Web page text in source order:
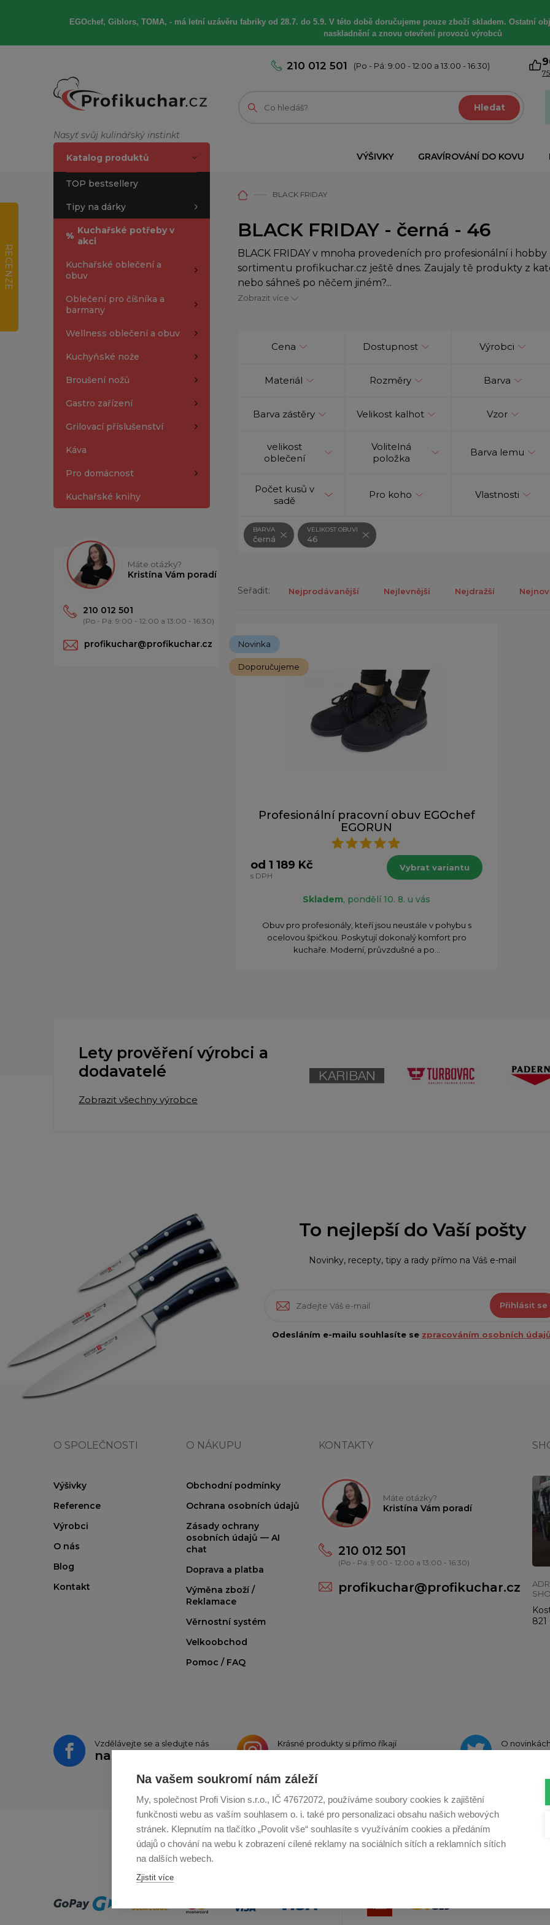
Na vašem soukromí nám záleží
My, společnost Profi Vision s.r.o., IČ 47672072, používáme soubory cookies k zajištění
funkčnosti webu as vaším souhlasem o. i. také pro personalizaci obsahu našich webových
stránek. Klepnutím na tlačítko „Povolit vše“ souhlasíte s využíváním cookies a předáním
údajů o chování na webu k zobrazení cílené reklamy na sociálních sítích a reklamních sítích
na dalších webech.
Zjistit více
EGOchef, Giblors, TOMA, -má letní uzávěru fabriky od 28.7. do 5.9. V této době doručujeme pouze zboží skladem. Ostatní
naskladnění a znovu otevření provozů výrobců
Nasyť svůj kulinářský instinkt
210 012 501 (Po - Pá: 9:00 - 12:00 a 13:00 - 16:30)
Hledat
VÝŠIVKY GRAVÍROVÁNÍ DO KOVU
Katalog produktů
TOP bestsellery
Tipy na dárky
% Kuchařské potřeby v
akci
Kuchařské oblečení a
obuv
Oblečení pro číšníka a
barmany
Wellness oblečení a obuv
Kuchyňské nože
Broušení nožů
Gastro zařízení
Grilovací příslušenství
Káva
Pro domácnost
Kuchařské knihy
Máte otázky?
Kristína Vám poradí
210 012 501
(Po - Pá: 9:00 - 12:00 a 13:00 - 16:30)
profikuchar@profikuchar.cz
BLACK FRIDAY
BLACK FRIDAY - černá - 46
BLACK FRIDAY v mnoha provedeních pro profesionální i
sortimentu profikuchar.cz ještě dnes. Zaujaly tě produkty z
nebo sáhneš po něčem jiném?...
Zobrazit více
Cena Dostupnost Výrobci
Materiál Rozměry Barva
Barva zástěry Velikost kalhot Vzor
velikost
oblečení
Volitelná
položka
Barva lemu
Počet kusů v
sadě
Pro koho Vlastnosti
BARVA
černá
VELIKOST OBUVI
46
Seřadit: Nejprodávanější Nejlevnější Nejdražší
Novinka
Doporučujeme
Profesionální pracovní obuv EGOchef
EGORUN
od 1 189 Kč
s DPH
Vybrat variantu
Skladem, pondělí 10. 8. u vás
Obuv pro profesionály, kteří jsou neustále v pohybu s
ocelovou špičkou. Poskytují dokonalý komfort pro
kuchaře. Moderní, průvzdušné a po...
Lety prověření výrobci a
dodavatelé
Zobrazit všechny výrobce
To nejlepší do Vaší pošty
Novinky, recepty, tipy a rady přímo na Váš e-mail
Přihlásit se
Odesláním e-mailu souhlasíte se zpracováním osobních
O SPOLEČNOSTI
Výšivky
Reference
Výrobci
O nás
Blog
Kontakt
O NÁKUPU
Obchodní podmínky
Ochrana osobních údajů
Zásady ochrany
osobních údajů — AI
chat
Doprava a platba
Výměna zboží /
Reklamace
Věrnostní systém
Velkoobchod
Pomoc / FAQ
KONTAKTY
Máte otázky?
Kristína Vám poradí
210 012 501
(Po - Pá: 9:00 - 12:00 a 13:00 - 16:30)
profikuchar@profikuchar.cz
Vzdělávejte se a sledujte nás
na
Krásné produkty si přímo říkají O
Profikuchar.sk Profikoch.at Profiszakacs.hu
RECENZE